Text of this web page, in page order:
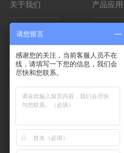
关于我们
公司简介
客户分布
产品应用
仿真平台
控制板卡
请您留言
感谢您的关注，当前客服人员不在
线，请填写一下您的信息，我们会
尽快和您联系。